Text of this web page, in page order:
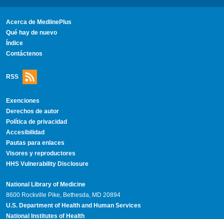
Acerca de MedlinePlus
Qué hay de nuevo
Índice
Contáctenos
RSS
Exenciones
Derechos de autor
Política de privacidad
Accesibilidad
Pautas para enlaces
Visores y reproductores
HHS Vulnerability Disclosure
National Library of Medicine
8600 Rockville Pike, Bethesda, MD 20894
U.S. Department of Health and Human Services
National Institutes of Health